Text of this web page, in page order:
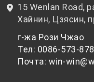
Новости и
политика
Небутылочный
15 Wenlan Road,
Хайнин, Цзясин,
г-жа Рози Чжао
Тел: 0086-573-
Почта: win-